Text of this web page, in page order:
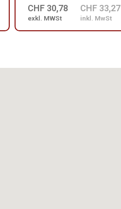
CHF 30,78
exkl. MWSt
CHF 33,27
inkl. MwSt